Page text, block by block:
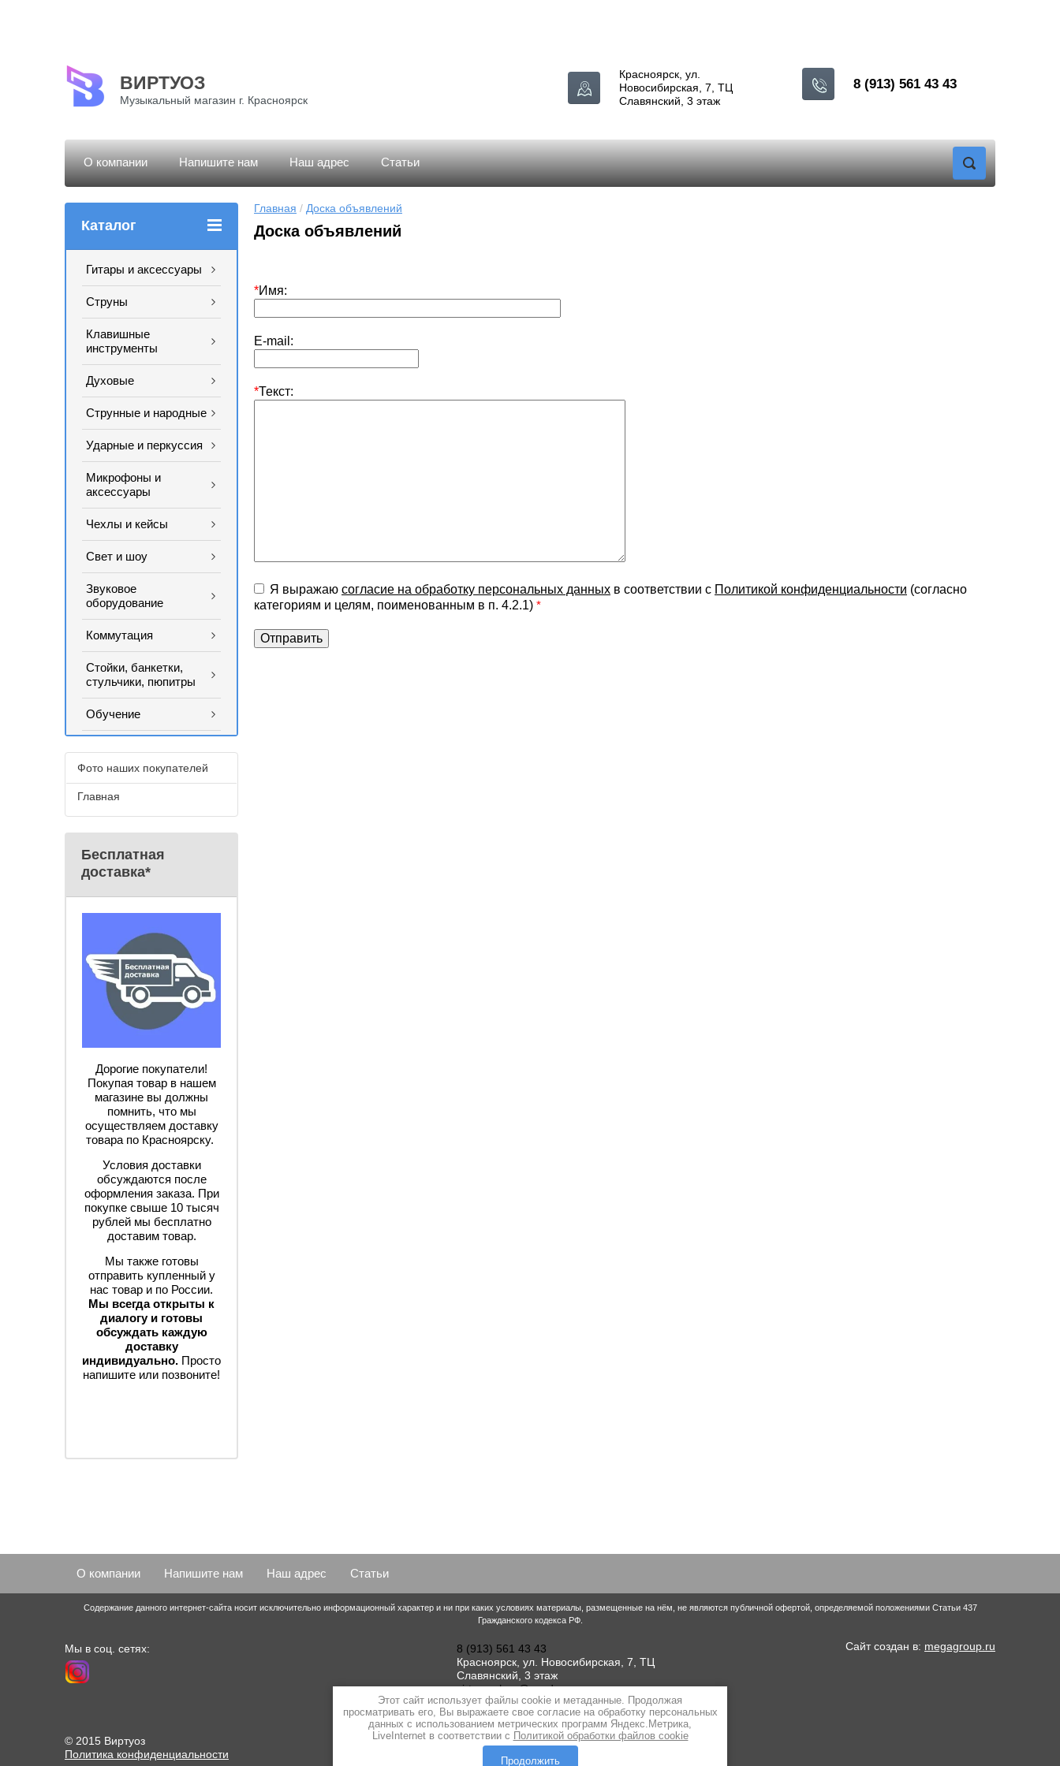
ВИРТУОЗ
Музыкальный магазин г. Красноярск
8 (913) 561 43 43
Красноярск, ул.
Новосибирская, 7, ТЦ
Славянский, 3 этаж
О компании Напишите нам Наш адрес Статьи
Главная / Доска объявлений
Доска объявлений
*Имя:
E-mail:
*Текст:
Я выражаю согласие на обработку персональных данных в соответствии с Политикой конфиденциальности (согласно
категориям и целям, поименованным в п. 4.2.1) *
Каталог
Гитары и аксессуары
Струны
Клавишные
инструменты
Духовые
Струнные и народные
Ударные и перкуссия
Микрофоны и
аксессуары
Чехлы и кейсы
Свет и шоу
Звуковое
оборудование
Коммутация
Стойки, банкетки,
стульчики, пюпитры
Обучение
Фото наших покупателей
Главная
Бесплатная
доставка*
Дорогие покупатели!
Покупая товар в нашем
магазине вы должны
помнить, что мы
осуществляем доставку
товара по Красноярску.
Условия доставки
обсуждаются после
оформления заказа. При
покупке свыше 10 тысяч
рублей мы бесплатно
доставим товар.
Мы также готовы
отправить купленный у
нас товар и по России.
Мы всегда открыты к
диалогу и готовы
обсуждать каждую
доставку
индивидуально. Просто
напишите или позвоните!
О компании Напишите нам Наш адрес Статьи
Содержание данного интернет-сайта носит исключительно информационный характер и ни при каких условиях материалы, размещенные на нём, не являются публичной офертой, определяемой положениями Статьи 437
Гражданского кодекса РФ.
8 (913) 561 43 43
Красноярск, ул. Новосибирская, 7, ТЦ
Славянский, 3 этаж
virtuoz-shop@yandex.ru
Мы в соц. сетях: Сайт создан в: megagroup.ru
© 2015 Виртуоз
Политика конфиденциальности
Этот сайт использует файлы cookie и метаданные. Продолжая
просматривать его, Вы выражаете свое согласие на обработку персональных
данных с использованием метрических программ Яндекс.Метрика,
LiveInternet в соответствии с Политикой обработки файлов cookie
Продолжить